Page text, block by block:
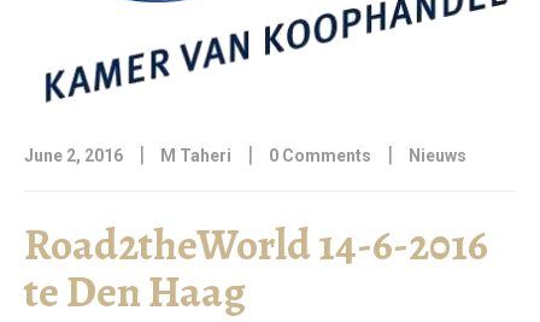
June 2, 2016 | M Taheri | 0 Comments | Nieuws
Road2theWorld 14-6-2016
te Den Haag